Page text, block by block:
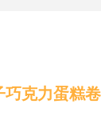
克力蛋糕